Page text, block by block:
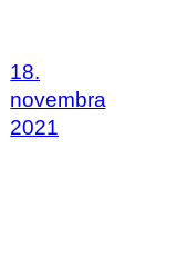
18.
novembra
2021